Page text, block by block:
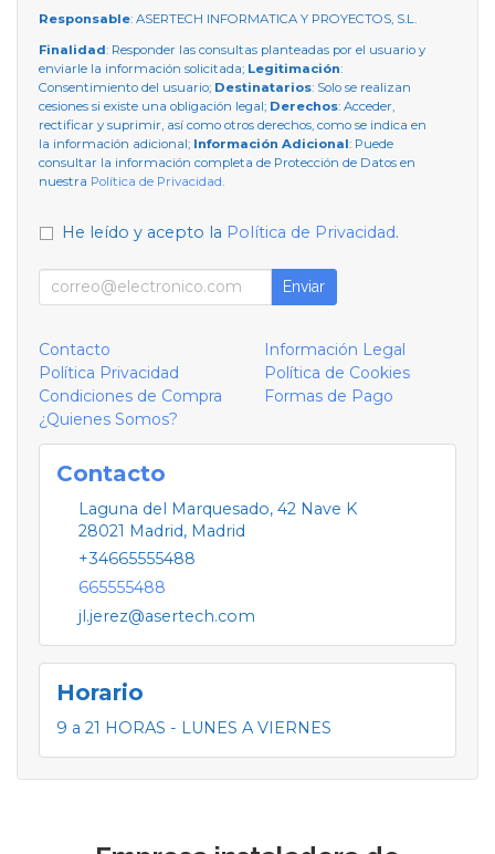
Responsable: ASERTECH INFORMATICA Y PROYECTOS, S.L.
Finalidad: Responder las consultas planteadas por el usuario y
enviarle la información solicitada; Legitimación:
Consentimiento del usuario; Destinatarios: Solo se realizan
cesiones si existe una obligación legal; Derechos: Acceder,
rectificar y suprimir, así como otros derechos, como se indica en
la información adicional; Información Adicional: Puede
consultar la información completa de Protección de Datos en
nuestra Política de Privacidad
He leído y acepto la Política de Privacidad.
Enviar
Contacto
Información Legal
Política Privacidad
Política de Cookies
Condiciones de Compra
Formas de Pago
¿Quienes Somos?
Contacto
Laguna del Marquesado, 42 Nave K
28021 Madrid, Madrid
+34665555488
665555488
jl.jerez@asertech.com
Horario
9 a 21 HORAS - LUNES A VIERNES